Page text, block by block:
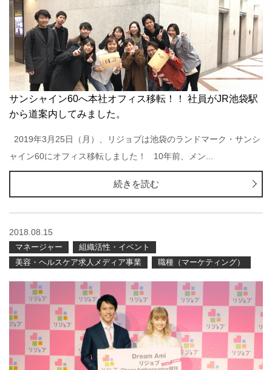
サンシャイン60へ本社オフィス移転！！ 社員がJR池袋駅
から道案内してみました。
2019年3月25日（月）、リジョブは池袋のランドマーク・サンシ
ャイン60にオフィス移転しました！ 10年前、メン...
続きを読む
2018.08.15
マネージャー
組織活性・イベント
美容・ヘルスケア求人メディア事業
職種（マーケティング）